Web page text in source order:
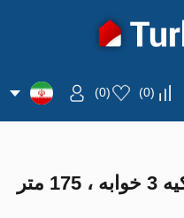
(
0
)
(
0
)
ویلا در ALSANCAK ، ترکیه 3 خوابه ، 175 متر